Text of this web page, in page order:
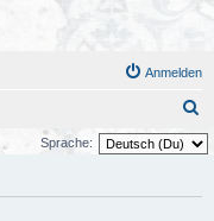
Anmelden
u
Sprache: